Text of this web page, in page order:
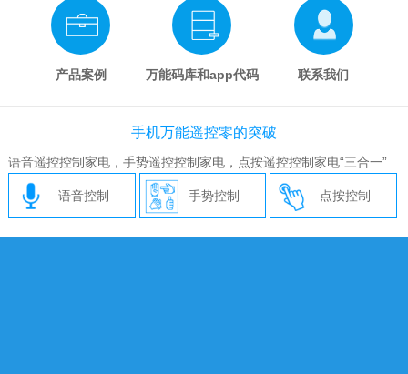
产品案例 万能码库和app代码 联系我们
手机万能遥控零的突破
语音遥控控制家电，手势遥控控制家电，点按遥控控制家电“三合一”
语音控制 手势控制 点按控制